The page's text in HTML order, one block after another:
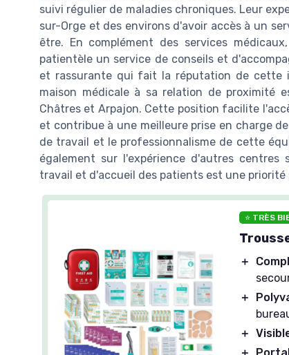
suivi régulier de maladies chroniques. Leur
sur-Orge et des environs d'avoir accès à un
être. En complément des services
patientèle un service de conseils et
et rassurante qui fait la réputation de cette
maison médicale à sa relation de proximité
Châtres et Arpajon. Cette position facilite
et contribue à une meilleure prise en charge
de travail et le professionnalisme de cette
également sur l'expérience d'autres centres
travail et d'accueil des patients est une priorité
⭐ TRÈS
＋
＋
＋
＋